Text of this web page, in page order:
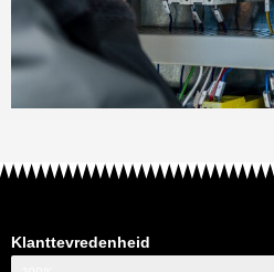
Klanttevredenheid